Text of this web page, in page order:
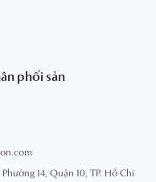
phối sản
14, Quận 10, TP. Hồ Chí